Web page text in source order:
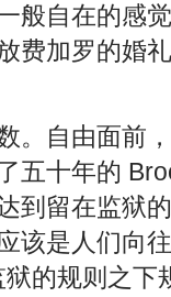
般自在的感
费加罗的婚
自由面前，
五十年的
到留在监狱
该是人们向
的规则之下